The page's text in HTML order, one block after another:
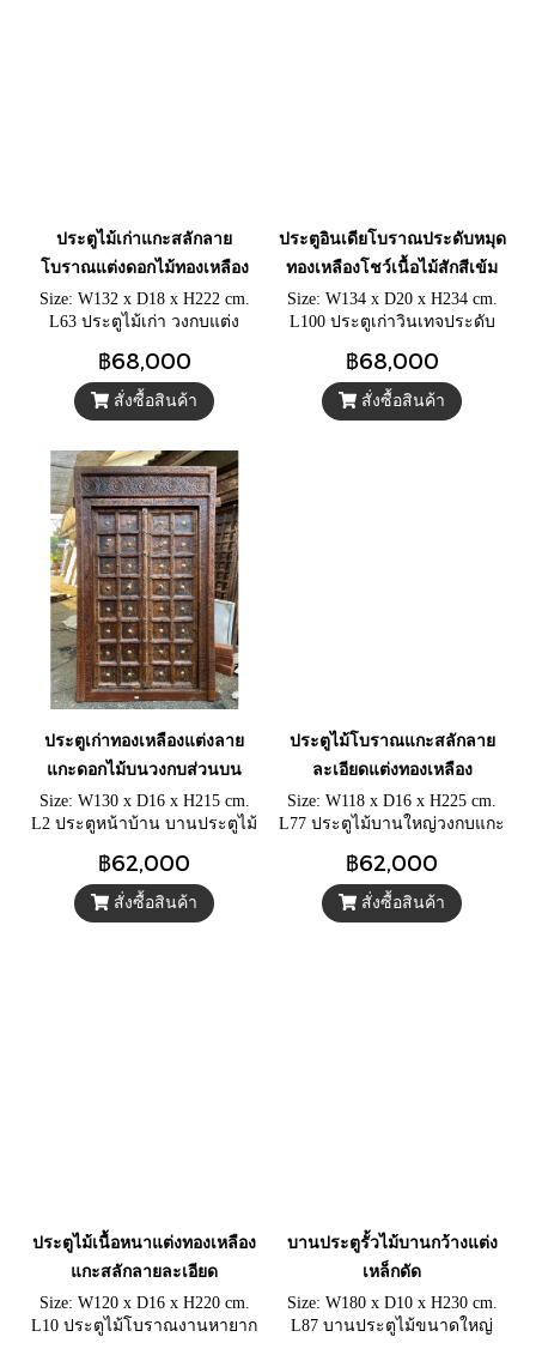
ประตูไม้เก่าแกะสลักลาย
โบราณแต่งดอกไม้ทองเหลือง
Size: W132 x D18 x H222 cm.
L63 ประตูไม้เก่า วงกบแต่ง
ประดับดอกไม้ทองเหลืองหายาก
฿68,000
สั่งซื้อสินค้า
ประตูอินเดียโบราณประดับหมุด
ทองเหลืองโชว์เนื้อไม้สักสีเข้ม
Size: W134 x D20 x H234 cm.
L100 ประตูเก่าวินเทจประดับ
แกะสลักกรอบวงกบตามศิลปะ
อินเดียตะวันตก
฿68,000
สั่งซื้อสินค้า
ประตูเก่าทองเหลืองแต่งลาย
แกะดอกไม้บนวงกบส่วนบน
Size: W130 x D16 x H215 cm.
L2 ประตูหน้าบ้าน บานประตูไม้
แกะสลักลายดอกไม้ มาพร้อมมือ
จับทองเหลืองดั้งเดิม
฿62,000
สั่งซื้อสินค้า
ประตูไม้โบราณแกะสลักลาย
ละเอียดแต่งทองเหลือง
Size: W118 x D16 x H225 cm.
L77 ประตูไม้บานใหญ่วงกบแกะ
ประตูไม้เนื้อแข็งแต่งทองเหลือง
ใหญ่ล้อมรอบด้วยหมุดดอกไม้
฿62,000
สั่งซื้อสินค้า
ประตูไม้เนื้อหนาแต่งทองเหลือง
แกะสลักลายละเอียด
Size: W120 x D16 x H220 cm.
L10 ประตูไม้โบราณงานหายาก
บานประตูรั้วไม้บานกว้างแต่ง
เหล็กดัด
Size: W180 x D10 x H230 cm.
L87 บานประตูไม้ขนาดใหญ่